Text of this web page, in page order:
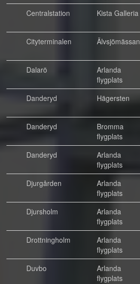
Centralstation
Kista Galleria
Cityterminalen
Älvsjömässan
Dalarö
Arlanda
flygplats
Danderyd
Hägersten
Danderyd
Bromma
flygplats
Danderyd
Arlanda
flygplats
Djurgården
Arlanda
flygplats
Djursholm
Arlanda
flygplats
Drottningholm
Arlanda
flygplats
Duvbo
Arlanda
flygplats